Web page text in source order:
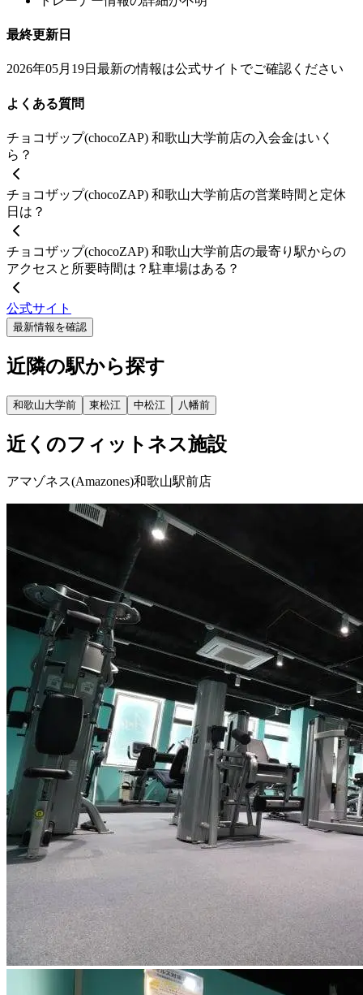
最終更新日
2026年05月19日 最新の情報は公式サイトでご確認ください
よくある質問
チョコザップ(chocoZAP) 和歌山大学前店の入会金はいく
ら？
チョコザップ(chocoZAP) 和歌山大学前店の営業時間と定休
日は？
チョコザップ(chocoZAP) 和歌山大学前店の最寄り駅からの
アクセスと所要時間は？駐車場はある？
公式サイト
最新情報を確認
近隣の駅から探す
和歌山大学前 東松江 中松江 八幡前
近くのフィットネス施設
アマゾネス(Amazones)和歌山駅前店